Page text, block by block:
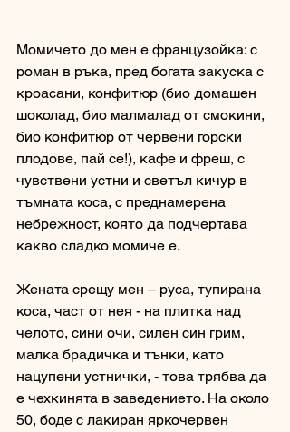
Момичето до мен е французойка: с
роман в ръка, пред богата закуска с
кроасани, конфитюр (био домашен
шоколад, био малмалад от смокини,
био конфитюр от червени горски
плодове, пай се!), кафе и фреш, с
чувствени устни и светъл кичур в
тъмната коса, с преднамерена
небрежност, която да подчертава
какво сладко момиче е.
Жената срещу мен – руса, тупирана
коса, част от нея - на плитка над
челото, сини очи, силен син грим,
малка брадичка и тънки, като
нацупени устнички, - това трябва да
е чехкинята в заведението. На около
50, боде с лакиран яркочервен